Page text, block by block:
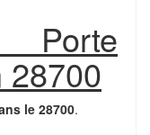
28700
le 28700.